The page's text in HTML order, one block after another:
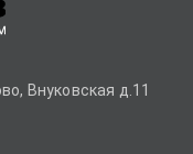
Внуковская д.11